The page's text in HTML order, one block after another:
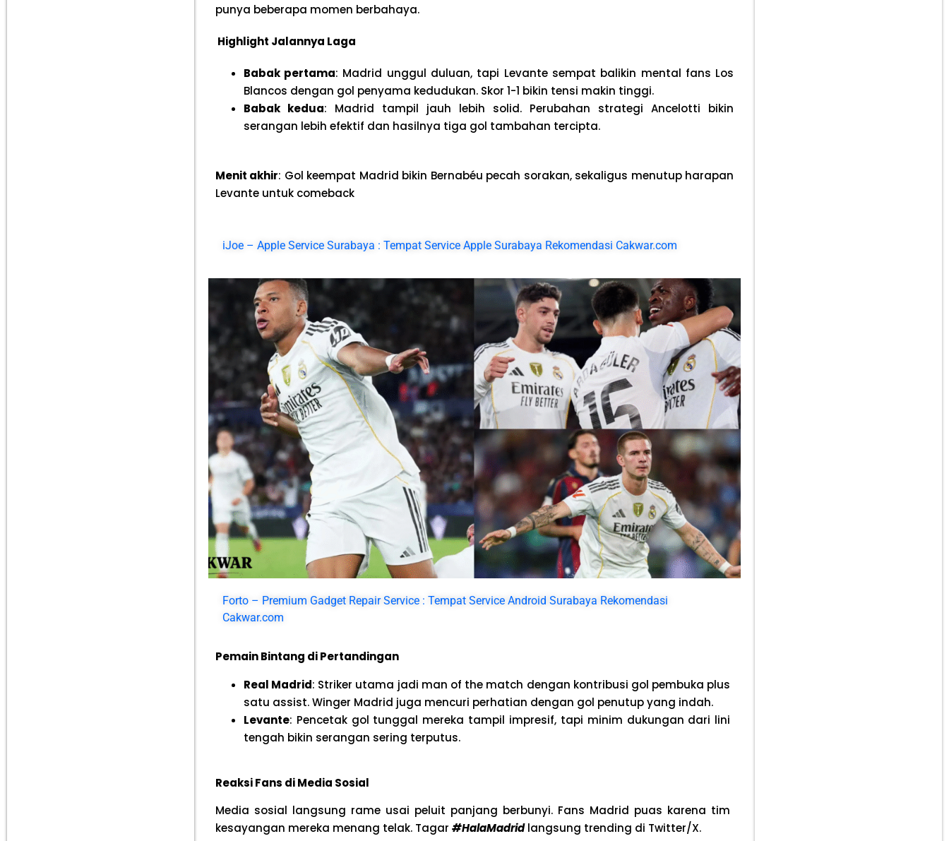
punya beberapa momen berbahaya.
Highlight Jalannya Laga
Babak pertama: Madrid unggul duluan, tapi Levante sempat balikin mental fans Los
Blancos dengan gol penyama kedudukan. Skor 1-1 bikin tensi makin tinggi.
Babak kedua: Madrid tampil jauh lebih solid. Perubahan strategi Ancelotti bikin
serangan lebih efektif dan hasilnya tiga gol tambahan tercipta.
Menit akhir: Gol keempat Madrid bikin Bernabéu pecah sorakan, sekaligus menutup harapan
Levante untuk comeback
iJoe – Apple Service Surabaya : Tempat Service Apple Surabaya Rekomendasi Cakwar.com
Forto – Premium Gadget Repair Service : Tempat Service Android Surabaya Rekomendasi
Cakwar.com
Pemain Bintang di Pertandingan
Real Madrid: Striker utama jadi man of the match dengan kontribusi gol pembuka plus
satu assist. Winger Madrid juga mencuri perhatian dengan gol penutup yang indah.
Levante: Pencetak gol tunggal mereka tampil impresif, tapi minim dukungan dari lini
tengah bikin serangan sering terputus.
Reaksi Fans di Media Sosial
Media sosial langsung rame usai peluit panjang berbunyi. Fans Madrid puas karena tim
kesayangan mereka menang telak. Tagar #HalaMadridlangsung trending di Twitter/X.